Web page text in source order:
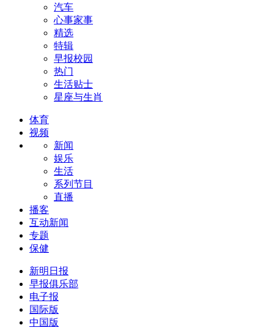
汽车
心事家事
精选
特辑
早报校园
热门
生活贴士
星座与生肖
体育
视频
新闻
娱乐
生活
系列节目
直播
播客
互动新闻
专题
保健
新明日报
早报俱乐部
电子报
国际版
中国版